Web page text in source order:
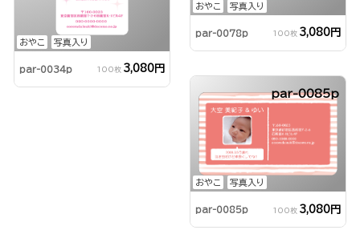
おやこ 写真入り
par-0034p 100枚 3,080円
おやこ 写真入り
par-0078p 100枚 3,080円
おやこ 写真入り
par-0085p
par-0085p 100枚 3,080円